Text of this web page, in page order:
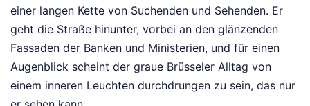
einer langen Kette von Suchenden und Sehenden. Er
geht die Straße hinunter, vorbei an den glänzenden
Fassaden der Banken und Ministerien, und für einen
Augenblick scheint der graue Brüsseler Alltag von
einem inneren Leuchten durchdrungen zu sein, das nur